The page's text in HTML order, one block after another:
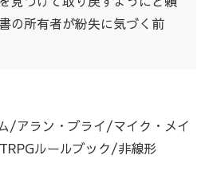
の所有者が紛失に気づく前
/アラン・ブライ/マイク・メイ
ルールブック/非線形